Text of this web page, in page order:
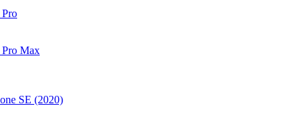
Pro Max
SE (2020)